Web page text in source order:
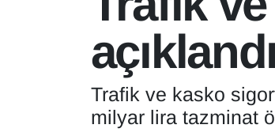
açıklandı
Trafik ve kasko
milyar lira tazminat
Deprem
Dernekler, Odalar
Tüm Manşetler
Son Dakika Haberleri
Haber Arşivi